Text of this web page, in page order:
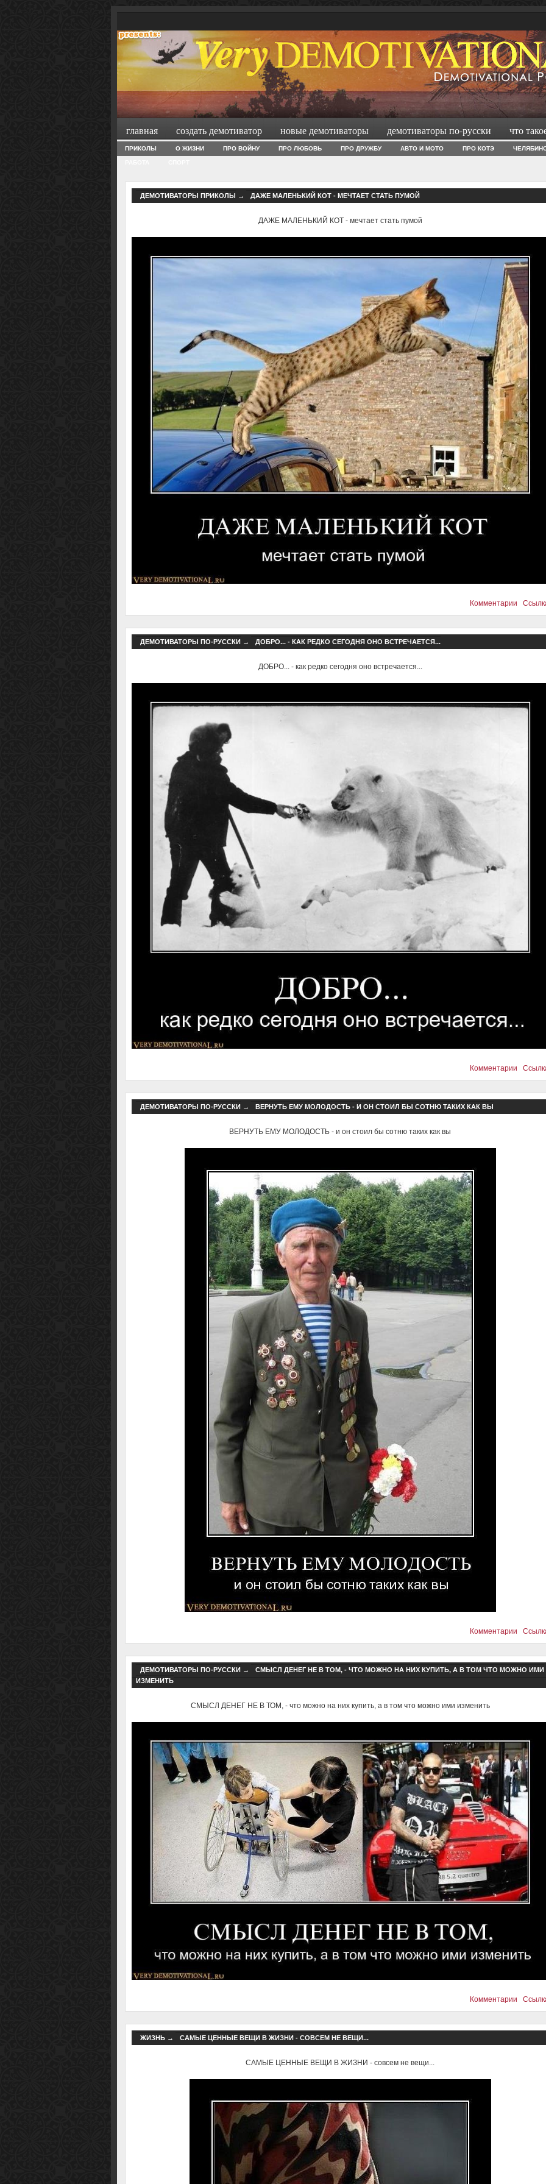
главная создать демотиватор новые демотиваторы демотиваторы по-русски что
ПРИКОЛЫ О ЖИЗНИ ПРО ВОЙНУ ПРО ЛЮБОВЬ ПРО ДРУЖБУ АВТО И МОТО ПРО КОТЭ
ДЕМОТИВАТОРЫ ПРИКОЛЫ → ДАЖЕ МАЛЕНЬКИЙ КОТ - МЕЧТАЕТ СТАТЬ ПУМОЙ
ДАЖЕ МАЛЕНЬКИЙ КОТ - мечтает стать пумой
Комментарии
ДЕМОТИВАТОРЫ ПО-РУССКИ→ ДОБРО... - КАК РЕДКО СЕГОДНЯ ОНО ВСТРЕЧАЕТСЯ...
ДОБРО... - как редко сегодня оно встречается...
Комментарии
ДЕМОТИВАТОРЫ ПО-РУССКИ→ ВЕРНУТЬ ЕМУ МОЛОДОСТЬ - И ОН СТОИЛ БЫ СОТНЮ ТАКИХ КАК ВЫ
ВЕРНУТЬ ЕМУ МОЛОДОСТЬ - и он стоил бы сотню таких как вы
Комментарии
ДЕМОТИВАТОРЫ ПО-РУССКИ→
СМЫСЛ ДЕНЕГ НЕ В ТОМ, - ЧТО МОЖНО НА НИХ КУПИТЬ, А В ТОМ ЧТО МОЖНО ИМИ
ИЗМЕНИТЬ
СМЫСЛ ДЕНЕГ НЕ В ТОМ, - что можно на них купить, а в том что можно ими изменить
Комментарии
ЖИЗНЬ→ САМЫЕ ЦЕННЫЕ ВЕЩИ В ЖИЗНИ - СОВСЕМ НЕ ВЕЩИ...
САМЫЕ ЦЕННЫЕ ВЕЩИ В ЖИЗНИ - совсем не вещи...